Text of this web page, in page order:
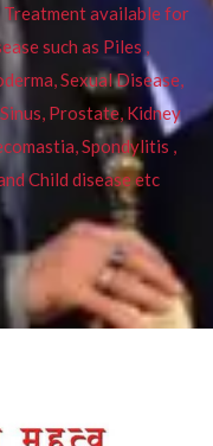
available for
such as Piles ,
Sexual Disease,
Prostate, Kidney
Spondylitis ,
Child disease etc